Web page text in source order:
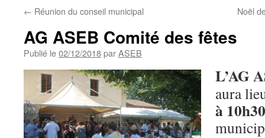
← Réunion du conseil municipal Noël
AG ASEB Comité des fêtes
Publié le02/12/2018parASEB
L’AG
aura
à 10h30